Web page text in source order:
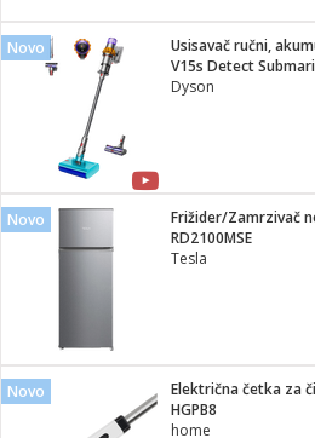
Sušilica
za kosu
brijanje
tuš
Novo
Usisavač ručni,
V15s Detect
Dyson
Novo
Frižider/Zamrzivač
RD2100MSE
Tesla
Novo
Električna četka za
HGPB8
home